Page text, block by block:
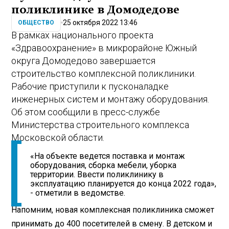
поликлинике в Домодедове
ОБЩЕСТВО 25 октября 2022 13:46
В рамках национального проекта
«Здравоохранение» в микрорайоне Южный
округа Домодедово завершается
строительство комплексной поликлиники.
Рабочие приступили к пусконаладке
инженерных систем и монтажу оборудования.
Об этом сообщили в пресс-службе
Министерства строительного комплекса
Московской области.
«На объекте ведется поставка и монтаж
оборудования, сборка мебели, уборка
территории. Ввести поликлинику в
эксплуатацию планируется до конца 2022 года»,
- отметили в ведомстве.
Напомним, новая комплексная поликлиника сможет
принимать до 400 посетителей в смену. В детском и